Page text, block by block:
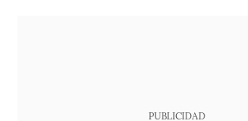
PUBLICIDAD